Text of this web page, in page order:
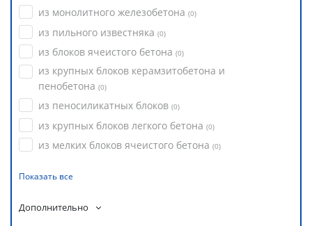
из монолитного железобетона (0)
из пильного известняка (0)
из блоков ячеистого бетона (0)
из крупных блоков керамзитобетона и
пенобетона (0)
из пеносиликатных блоков (0)
из крупных блоков легкого бетона (0)
из мелких блоков ячеистого бетона (0)
Показать все
Дополнительно